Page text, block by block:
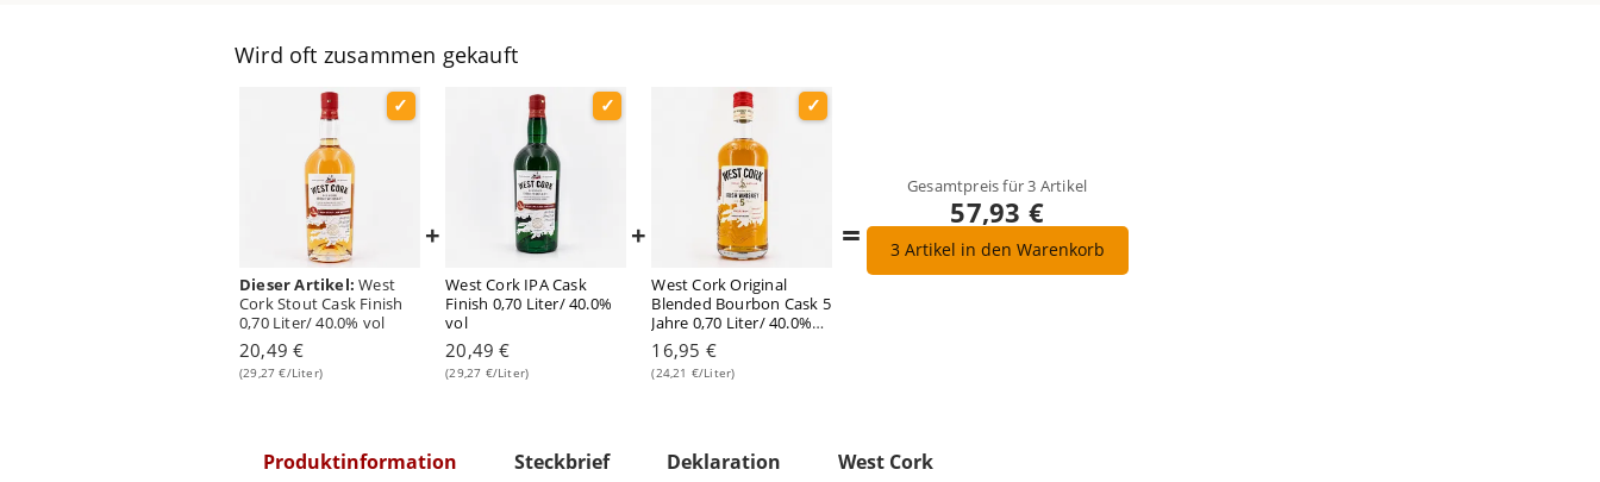
Wird oft zusammen gekauft
Dieser Artikel: West
Cork Stout Cask Finish
0,70 Liter/ 40.0% vol
20,49 €
(29,27 €/Liter)
+
West Cork IPA Cask
Finish 0,70 Liter/ 40.0%
vol
20,49 €
(29,27 €/Liter)
+
West Cork Original
Blended Bourbon Cask 5
Jahre 0,70 Liter/ 40.0%
vol
16,95 €
(24,21 €/Liter)
=
Gesamtpreis für3 Artikel
57,93 €
3Artikel in den Warenkorb
Produktinformation Steckbrief Deklaration West Cork